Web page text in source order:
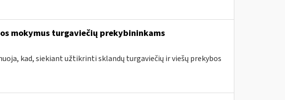
mokymus turgaviečių prekybininkams
kad, siekiant užtikrinti sklandų turgaviečių ir viešų prekybos